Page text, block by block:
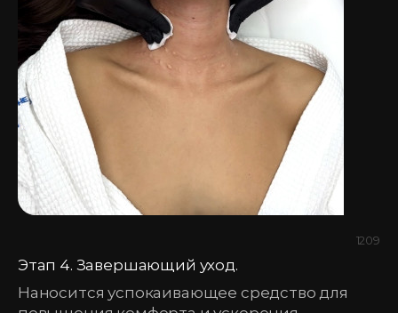
1209
Этап 4. Завершающий уход.
Наносится успокаивающее средство для